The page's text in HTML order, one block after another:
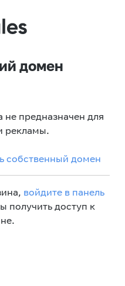
домен
не предназначен для
рекламы.
собственный домен
войдите в панель
получить доступ к